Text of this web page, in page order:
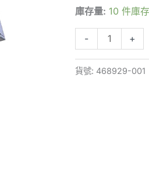
庫存量: 10 件庫存
-
應
量
+
貨號: 468929-001